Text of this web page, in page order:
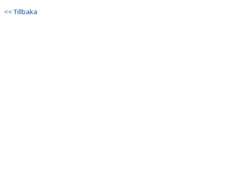
<< Tillbaka